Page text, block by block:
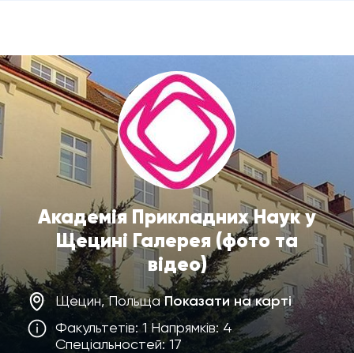
Академія Прикладних Наук у
Щецині Галерея (фото та
відео)
Щецин, ПольщаПоказати на карті
Факультетів: 1 Напрямків: 4
Спеціальностей: 17